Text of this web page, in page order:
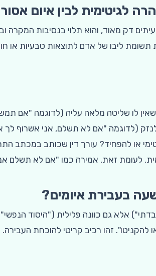
לגיטימית לבין איום
לעיתים דק מאוד, והוא תלוי בנסיבות
ליבו של אדם לתוצאות טבעיות או
שאין לו שליטה מלאה עליה (לדוגמה "אם
(לדוגמה "אם לא תשלם, אני אשרוף
או להפחיד? עורך דין שכותב במכתב
לעומת זאת, אמירה כמו "אם לא תשלם
בעבירת איומים?
זהו רכיב קריטי להוכחת העבירה.